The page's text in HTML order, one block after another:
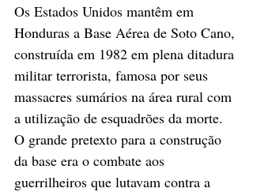
Os Estados Unidos mantêm em
Honduras a Base Aérea de Soto Cano,
construída em 1982 em plena ditadura
militar terrorista, famosa por seus
massacres sumários na área rural com
a utilização de esquadrões da morte.
O grande pretexto para a construção
da base era o combate aos
guerrilheiros que lutavam contra a